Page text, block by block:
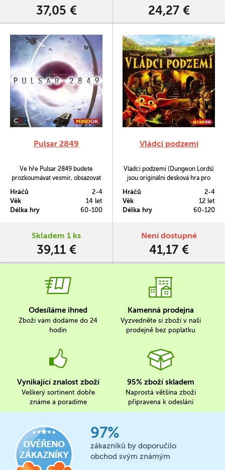
37,05 €
kostkách vám zpřístupní silnější
24,27 €
Pulsar 2849
Ve hře Pulsar 2849 budete
prozkoumávat vesmír, obsazovat
pomocí nichž vystavíte
energetickou distribuční
infrastrukturu vesmírných
Hráčů
2-4
Věk
14 let
Délka hry
60-100
Skladem 1 ks
39,11 €
Vládci podzemí
Vládci podzemí (Dungeon Lords)
jsou originální desková hra pro
vydavatele deskovek - Vládi
Hráčů
2-4
Věk
12 let
Délka hry
60-120
Není dostupné
41,17 €
Odesíláme ihned
Zboží vám dodáme do 24
hodin
Kamenná prodejna
Vyzvedněte si zboží v naší
prodejně bez poplatku
Vynikající znalost zboží
Veškerý sortinent dobře
známe a poradíme
95% zboží skladem
Naprostá většina zboží
připravena k odeslání
97%
zákazníků by doporučilo
obchod svým známým